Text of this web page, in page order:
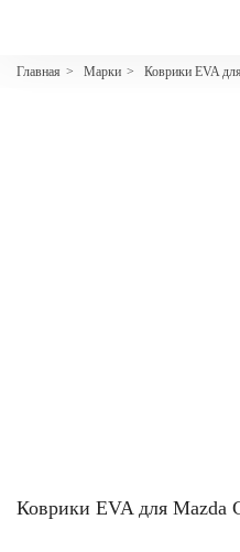
Главная > Марки > Коврики EVA
2200
Коврики EVA для Mazda